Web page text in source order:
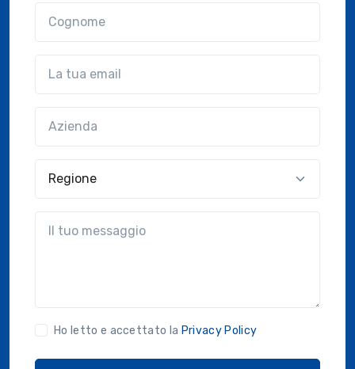
Ho letto e accettato la Privacy Policy